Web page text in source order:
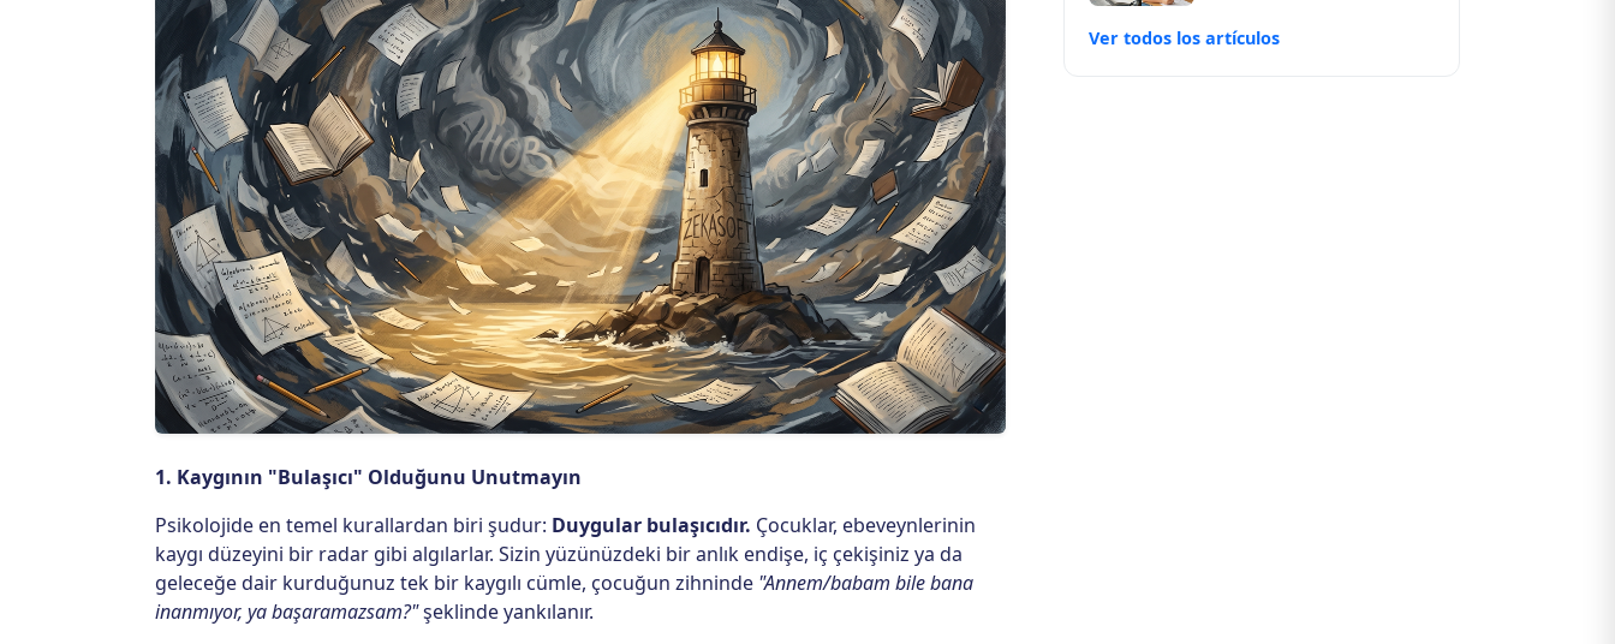
1. Kaygının "Bulaşıcı" Olduğunu Unutmayın
Psikolojide en temel kurallardan biri şudur: Duygular bulaşıcıdır. Çocuklar, ebeveynlerinin
kaygı düzeyini bir radar gibi algılarlar. Sizin yüzünüzdeki bir anlık endişe, iç çekişiniz ya da
geleceğe dair kurduğunuz tek bir kaygılı cümle, çocuğun zihninde "Annem/babam bile bana
inanmıyor, ya başaramazsam?"şeklinde yankılanır.
Ver todos los artículos